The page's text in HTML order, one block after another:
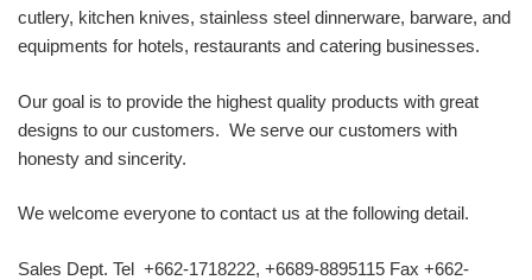
cutlery, kitchen knives, stainless steel dinnerware, barware, and
equipments for hotels, restaurants and catering businesses.
Our goal is to provide the highest quality products with great
designs to our customers. We serve our customers with
honesty and sincerity.
We welcome everyone to contact us at the following detail.
Sales Dept. Tel +662-1718222, +6689-8895115 Fax +662-